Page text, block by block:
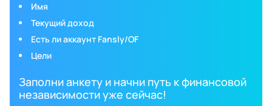
Имя
Текущий доход
Есть ли аккаунт Fansly/OF
Цели
Заполни анкету и начни путь к финансовой
независимости уже сейчас!